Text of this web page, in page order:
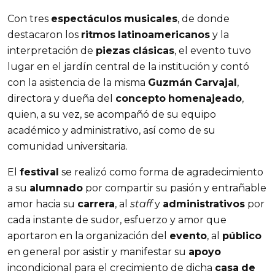
Con tres espectáculos musicales, de donde
destacaron los ritmos latinoamericanos y la
interpretación de piezas clásicas, el evento tuvo
lugar en el jardín central de la institución y contó
con la asistencia de la misma Guzmán Carvajal ,
directora y dueña del concepto homenajeado,
quien, a su vez, se acompañó de su equipo
académico y administrativo, así como de su
comunidad universitaria.
El festival se realizó como forma de agradecimiento
a su alumnado por compartir su pasión y entrañable
amor hacia su carrera, al staffy administrativos por
cada instante de sudor, esfuerzo y amor que
aportaron en la organización del evento, al público
en general por asistir y manifestar su apoyo
incondicional para el crecimiento de dicha casa de